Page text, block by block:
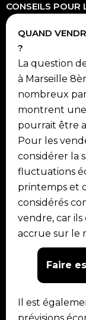
CONSEILS POUR
QUAND
?
La question
à Marseille
nombreux
montrent une
pourrait être
Pour les
considérer la
fluctuations
printemps et
considérés
vendre, car
accrue sur le
Faire
Il est